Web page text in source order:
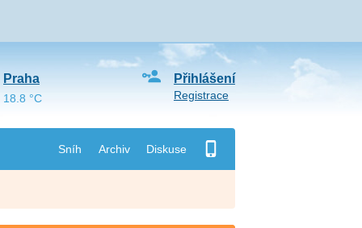
Sníh Archiv Diskuse
Přihlášení
Registrace
Praha
18.8 °C